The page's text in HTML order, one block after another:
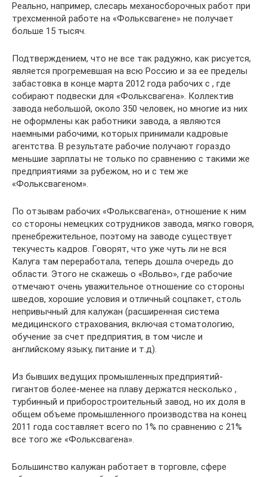
Реально, например, слесарь механосборочных работ при
трехсменной работе на «Фольксвагене» не получает
больше 15 тысяч.
Подтверждением, что не все так радужно, как рисуется,
является прогремевшая на всю Россию и за ее пределы
забастовка в конце марта 2012 года рабочих с , где
собирают подвески для «Фольксвагена». Коллектив
завода небольшой, около 350 человек, но многие из них
не оформлены как работники завода, а являются
наемными рабочими, которых принимали кадровые
агентства. В результате рабочие получают гораздо
меньшие зарплаты не только по сравнению с такими же
предприятиями за рубежом, но и с тем же
«Фольксвагеном».
По отзывам рабочих «Фольксвагена», отношение к ним
со стороны немецких сотрудников завода, мягко говоря,
пренебрежительное, поэтому на заводе существует
текучесть кадров. Говорят, что уже чуть ли не вся
Калуга там переработала, теперь дошла очередь до
области. Этого не скажешь о «Вольво», где рабочие
отмечают очень уважительное отношение со стороны
шведов, хорошие условия и отличный соцпакет, столь
непривычный для калужан (расширенная система
медицинского страхования, включая стоматологию,
обучение за счет предприятия, в том числе и
английскому языку, питание и т.д).
Из бывших ведущих промышленных предприятий-
гигантов более-менее на плаву держатся несколько ,
турбинный и приборостроительный завод, но их доля в
общем объеме промышленного производства на конец
2011 года составляет всего по 1% по сравнению с 21%
все того же «Фольксвагена».
Большинство калужан работает в торговле, сфере